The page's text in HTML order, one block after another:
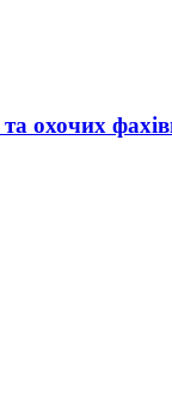
охочих